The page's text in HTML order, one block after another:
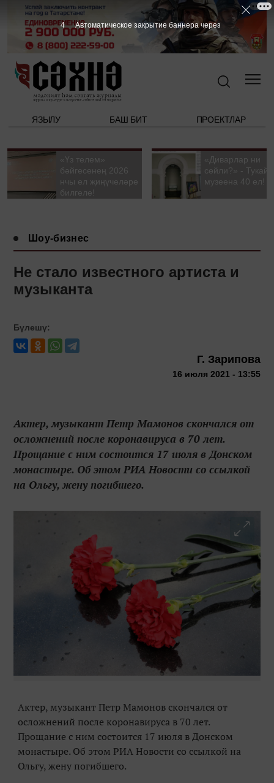
ЯЗЫЛУ БАШ БИТ ПРОЕКТЛАР
«Үз телем»
бәйгесенең 2026
нчы ел җиңүчеләре
билгеле!
«Диварлар ни
сөйли?» - Тукай
музеена 40 ел!
Шоу-бизнес
Не стало известного артиста и
музыканта
Бүлешү:
Г. Зарипова
16 июля 2021 - 13:55
Актер, музыкант Петр Мамонов скончался от
осложнений после коронавируса в 70 лет.
Прощание с ним состоится 17 июля в Донском
монастыре. Об этом РИА Новости со ссылкой
на Ольгу, жену погибшего.
Актер, музыкант Петр Мамонов скончался от
осложнений после коронавируса в 70 лет.
Прощание с ним состоится 17 июля в Донском
монастыре. Об этом РИА Новости со ссылкой на
Ольгу, жену погибшего.
3 Автоматическое закрытие баннера через